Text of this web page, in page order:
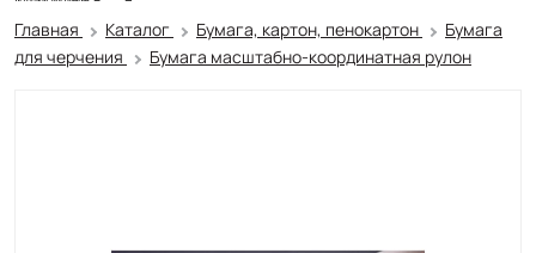
Главная Каталог Бумага, картон, пенокартон
Бумага
для черчения
Бумага масштабно-координатная рулон